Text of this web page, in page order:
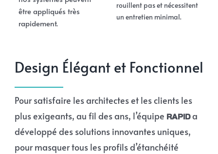
être appliqués très
rapidement.
rouillent pas et nécessitent
un entretien minimal.
Design Élégant et Fonctionnel
Pour satisfaire les architectes et les clients les
plus exigeants, au fil des ans, l’équipe RAPIDa
développé des solutions innovantes uniques,
pour masquer tous les profils d’étanchéité